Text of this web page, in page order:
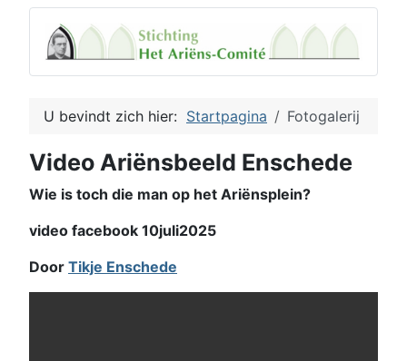
U bevindt zich hier: Startpagina Fotogalerij
Video Ariënsbeeld Enschede
Wie is toch die man op het Ariënsplein?
video facebook 10juli2025
Door Tikje Enschede